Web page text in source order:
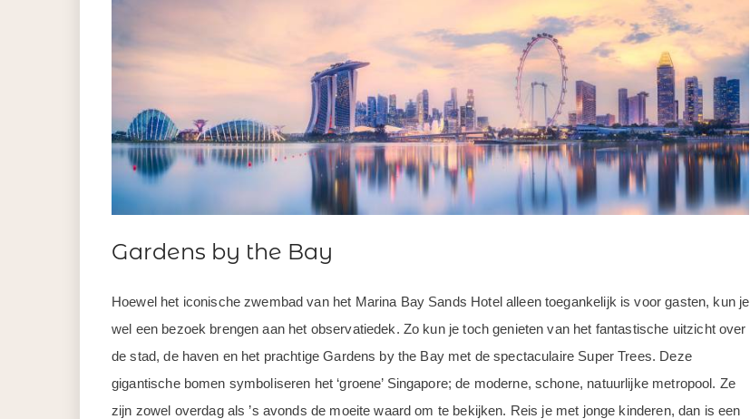
Gardens by the Bay
Hoewel het iconische zwembad van het Marina Bay Sands Hotel alleen toegankelijk is voor gasten, kun je
wel een bezoek brengen aan het observatiedek. Zo kun je toch genieten van het fantastische uitzicht over
de stad, de haven en het prachtige Gardens by the Bay met de spectaculaire Super Trees. Deze
gigantische bomen symboliseren het ‘groene’ Singapore; de moderne, schone, natuurlijke metropool. Ze
zijn zowel overdag als ’s avonds de moeite waard om te bekijken. Reis je met jonge kinderen, dan is een